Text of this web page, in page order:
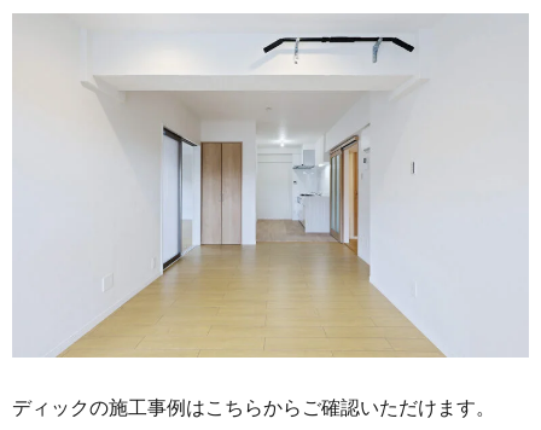
ディックの施工事例はこちらからご確認いただけます。